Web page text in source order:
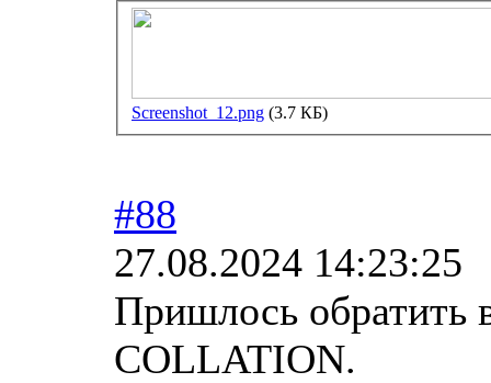
Screenshot_12.png (3.7 КБ)
#88
27.08.2024 14:23:25
Пришлось обратить
COLLATION.